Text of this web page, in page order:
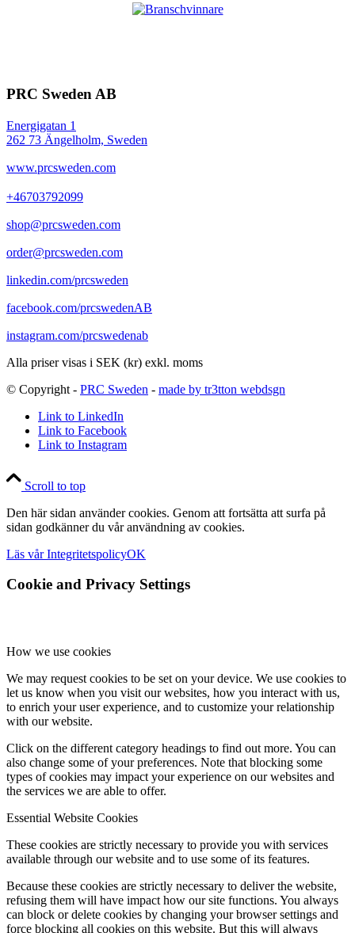
PRC Sweden AB
Energigatan 1
262 73 Ängelholm, Sweden
www.prcsweden.com
+46703792099
shop@prcsweden.com
order@prcsweden.com
linkedin.com/prcsweden
facebook.com/prcswedenAB
instagram.com/prcswedenab
Alla priser visas i SEK (kr) exkl. moms
© Copyright - PRC Sweden - made by tr3tton webdsgn
Link to LinkedIn
Link to Facebook
Link to Instagram
Scroll to top
Den här sidan använder cookies. Genom att fortsätta att surfa på
sidan godkänner du vår användning av cookies.
Läs vår IntegritetspolicyOK
Cookie and Privacy Settings
How we use cookies
We may request cookies to be set on your device. We use cookies to
let us know when you visit our websites, how you interact with us,
to enrich your user experience, and to customize your relationship
with our website.
Click on the different category headings to find out more. You can
also change some of your preferences. Note that blocking some
types of cookies may impact your experience on our websites and
the services we are able to offer.
Essential Website Cookies
These cookies are strictly necessary to provide you with services
available through our website and to use some of its features.
Because these cookies are strictly necessary to deliver the website,
refusing them will have impact how our site functions. You always
can block or delete cookies by changing your browser settings and
force blocking all cookies on this website. But this will always